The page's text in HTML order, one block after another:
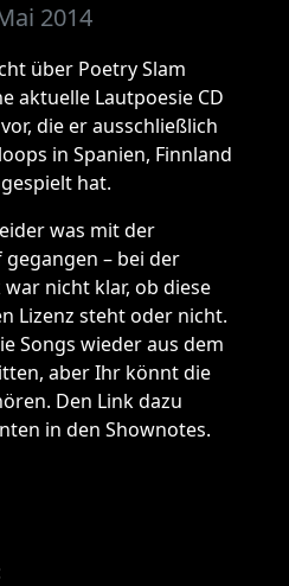
2014
über Poetry Slam
aktuelle Lautpoesie CD
die er ausschließlich
in Spanien, Finnland
hat.
was mit der
– bei der
nicht klar, ob diese
Lizenz steht oder nicht.
Songs wieder aus dem
aber Ihr könnt die
Den Link dazu
in den Shownotes.